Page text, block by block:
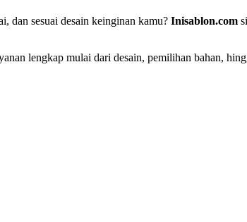
dan sesuai desain keinginan kamu? Inisablon.com
lengkap mulai dari desain, pemilihan bahan,